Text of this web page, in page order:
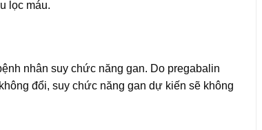
lọc máu.
nhân suy chức năng gan. Do pregabalin
đổi, suy chức năng gan dự kiến sẽ không